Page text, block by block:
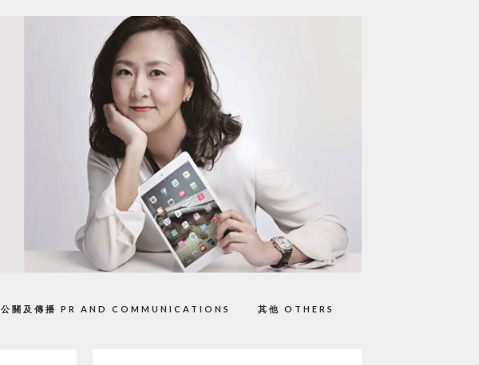
公關及傳播 PR AND COMMUNICATIONS 其他 OTHERS